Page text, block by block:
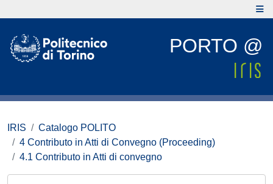
PORTO @
IRIS
Catalogo POLITO
4 Contributo in Atti di Convegno (Proceeding)
4.1 Contributo in Atti di convegno